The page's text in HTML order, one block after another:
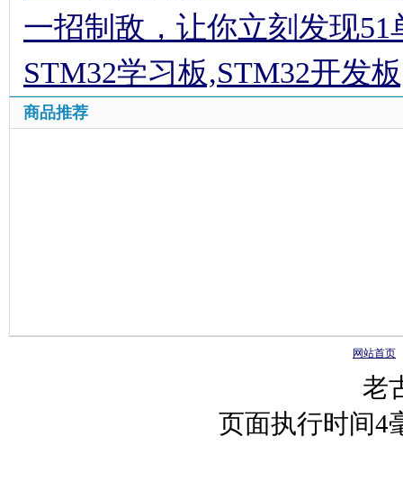
一招制敌，让你立刻发现
STM32学习板,STM32开发
商品推荐
网站首页
老
页面执行时间